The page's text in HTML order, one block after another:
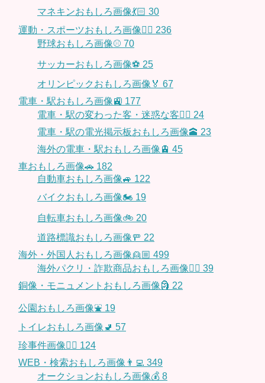
マネキンおもしろ画像💃🏻 30
運動・スポーツおもしろ画像🏃‍♂️ 236
野球おもしろ画像⚾ 70
サッカーおもしろ画像⚽️ 25
オリンピックおもしろ画像🏅 67
電車・駅おもしろ画像🚉 177
電車・駅の変わった客・迷惑な客🤦‍♀️ 24
電車・駅の電光掲示板おもしろ画像🕋 23
海外の電車・駅おもしろ画像🚊 45
車おもしろ画像🚗 182
自動車おもしろ画像🚙 122
バイクおもしろ画像🏍 19
自転車おもしろ画像🚲 20
道路標識おもしろ画像🚥 22
海外・外国人おもしろ画像👱🏼 499
海外パクリ・詐欺商品おもしろ画像🙅‍♀️ 39
銅像・モニュメントおもしろ画像🗿 22
公園おもしろ画像⛲️ 19
トイレおもしろ画像🚽 57
珍事件画像👮‍♂️ 124
WEB・検索おもしろ画像👨‍💻 349
オークションおもしろ画像💰 8